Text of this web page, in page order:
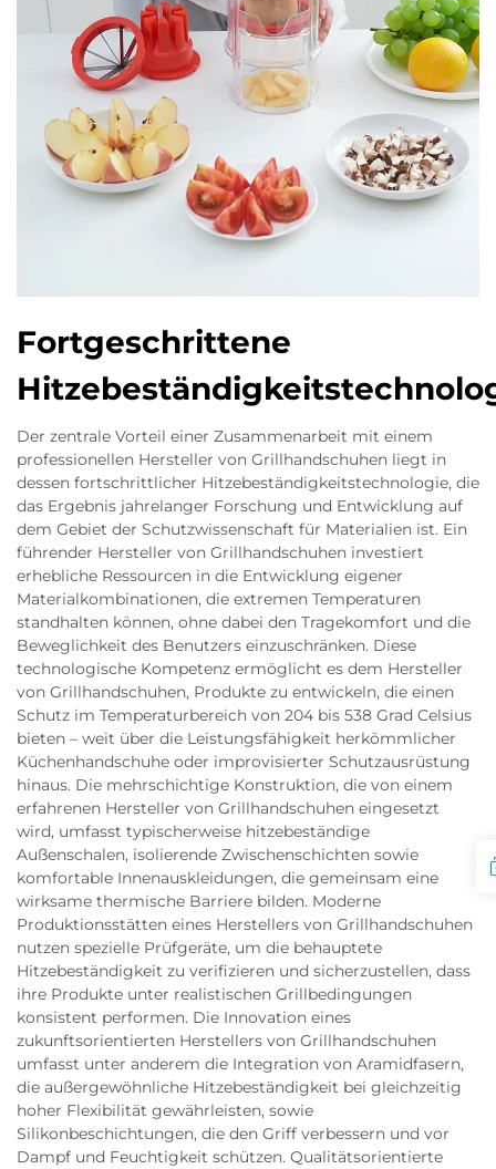
Fortgeschrittene
Der zentrale Vorteil einer Zusammenarbeit mit einem
professionellen Hersteller von Grillhandschuhen liegt in
dessen fortschrittlicher Hitzebeständigkeitstechnologie, die
das Ergebnis jahrelanger Forschung und Entwicklung auf
dem Gebiet der Schutzwissenschaft für Materialien ist. Ein
führender Hersteller von Grillhandschuhen investiert
erhebliche Ressourcen in die Entwicklung eigener
Materialkombinationen, die extremen Temperaturen
standhalten können, ohne dabei den Tragekomfort und die
Beweglichkeit des Benutzers einzuschränken. Diese
technologische Kompetenz ermöglicht es dem Hersteller
von Grillhandschuhen, Produkte zu entwickeln, die einen
Schutz im Temperaturbereich von 204 bis 538 Grad Celsius
bieten – weit über die Leistungsfähigkeit herkömmlicher
Küchenhandschuhe oder improvisierter Schutzausrüstung
hinaus. Die mehrschichtige Konstruktion, die von einem
erfahrenen Hersteller von Grillhandschuhen eingesetzt
wird, umfasst typischerweise hitzebeständige
Außenschalen, isolierende Zwischenschichten sowie
komfortable Innenauskleidungen, die gemeinsam eine
wirksame thermische Barriere bilden. Moderne
Produktionsstätten eines Herstellers von Grillhandschuhen
nutzen spezielle Prüfgeräte, um die behauptete
Hitzebeständigkeit zu verifizieren und sicherzustellen, dass
ihre Produkte unter realistischen Grillbedingungen
konsistent performen. Die Innovation eines
zukunftsorientierten Herstellers von Grillhandschuhen
umfasst unter anderem die Integration von Aramidfasern,
die außergewöhnliche Hitzebeständigkeit bei gleichzeitig
hoher Flexibilität gewährleisten, sowie
Silikonbeschichtungen, die den Griff verbessern und vor
Dampf und Feuchtigkeit schützen. Qualitätsorientierte